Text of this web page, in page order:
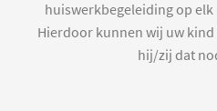
huiswerkbegeleiding op elk
Hierdoor kunnen wij uw
hij/zij dat